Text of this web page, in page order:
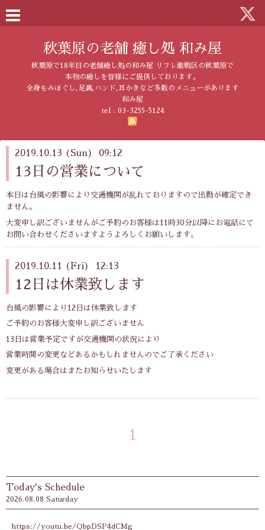
秋葉原の老舗 癒し処 和み屋
秋葉原で18年目の老舗癒し処の和み屋 リフレ激戦区の秋葉原で
本物の癒しを皆様にご提供しております。
全身もみほぐし,足裏,ハンド,耳かきなど多数のメニューがあります
和み屋
tel : 03-3255-5124
2019.10.13 (Sun) 09:12
13日の営業について
本日は台風の影響により交通機関が乱れておりますので出勤が確定でき
ません。
大変申し訳ございませんがご予約のお客様は11時30分以降にお電話にて
お問い合わせくださいますようよろしくお願いします。
2019.10.11 (Fri) 12:13
12日は休業致します
台風の影響により12日は休業致します
ご予約のお客様大変申し訳ございません
13日は営業予定ですが交通機関の状況により
営業時間の変更などあるかもしれませんのでご了承ください
変更がある場合はまたお知らせいたします
1
Today's Schedule
2026.08.08 Saturday
https://youtu.be/QbpDSP4dCMg